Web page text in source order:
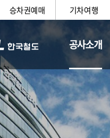
승차권예매 기차여행
공사소개
일반현황